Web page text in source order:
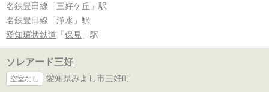
名鉄豊田線 「 三好ケ丘 」駅
名鉄豊田線 「 浄水 」駅
愛知環状鉄道 「 保見 」駅
ソレアード三好
空室なし 愛知県みよし市三好町